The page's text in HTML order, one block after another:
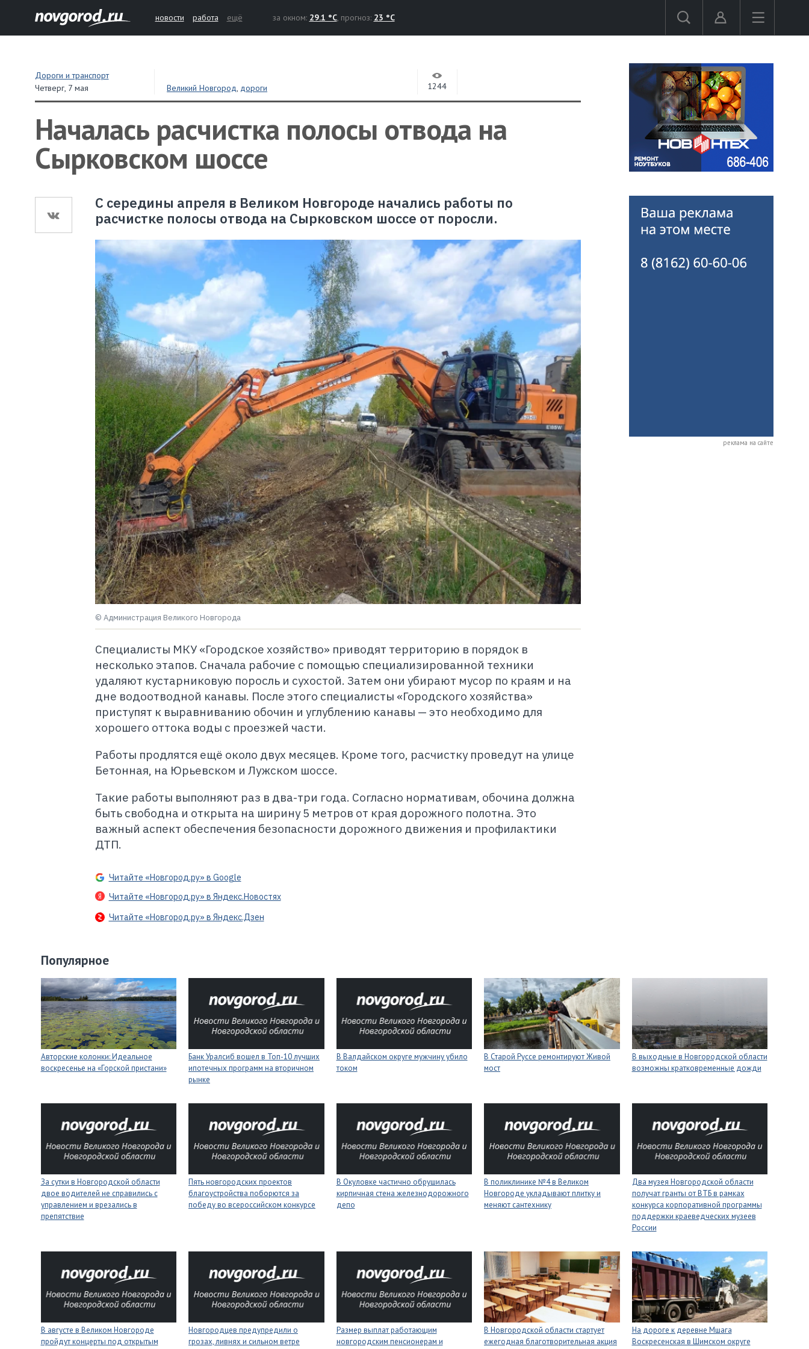
новости работа ещё за окном: 29.1 °C, прогноз: 23 °C
Дороги и транспорт
Четверг, 7 мая Великий Новгород, дороги 1244
Началась расчистка полосы отвода на
Сырковском шоссе
С середины апреля в Великом Новгороде начались работы по
расчистке полосы отвода на Сырковском шоссе от поросли.
© Администрация Великого Новгорода
Специалисты МКУ «Городское хозяйство» приводят территорию в порядок в
несколько этапов. Сначала рабочие с помощью специализированной техники
удаляют кустарниковую поросль и сухостой. Затем они убирают мусор по краям и на
дне водоотводной канавы. После этого специалисты «Городского хозяйства»
приступят к выравниванию обочин и углублению канавы — это необходимо для
хорошего оттока воды с проезжей части.
Работы продлятся ещё около двух месяцев. Кроме того, расчистку проведут на улице
Бетонная, на Юрьевском и Лужском шоссе.
Такие работы выполняют раз в два-три года. Согласно нормативам, обочина должна
быть свободна и открыта на ширину 5 метров от края дорожного полотна. Это
важный аспект обеспечения безопасности дорожного движения и профилактики
ДТП.
Читайте «Новгород.ру» в Google
Читайте «Новгород.ру» в Яндекс.Новостях
Читайте «Новгород.ру» в Яндекс.Дзен
реклама на сайте
Популярное
Авторские колонки: Идеальное
воскресенье на «Горской пристани»
Банк Уралсиб вошел в Топ-10 лучших
ипотечных программ на вторичном
рынке
В Валдайском округе мужчину убило
током
В Старой Руссе ремонтируют Живой
мост
В выходные в Новгородской области
возможны кратковременные дожди
За сутки в Новгородской области
двое водителей не справились с
управлением и врезались в
препятствие
Пять новгородских проектов
благоустройства поборются за
победу во всероссийском конкурсе
В Окуловке частично обрушилась
кирпичная стена железнодорожного
депо
В поликлинике №4 в Великом
Новгороде укладывают плитку и
меняют сантехнику
Два музея Новгородской области
получат гранты от ВТБ в рамках
конкурса корпоративной программы
поддержки краеведческих музеев
России
В августе в Великом Новгороде
пройдут концерты под открытым
Новгородцев предупредили о
грозах, ливнях и сильном ветре
Размер выплат работающим
новгородским пенсионерам и
В Новгородской области стартует
ежегодная благотворительная акция
На дороге к деревне Мшага
Воскресенская в Шимском округе